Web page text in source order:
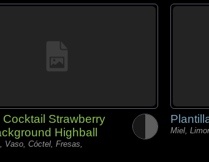
Cocktail Strawberry
Highball
Vaso, Cóctel, Fresas,
Miel,